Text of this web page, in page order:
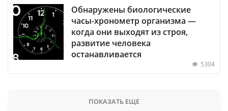
Обнаружены биологические
часы-хронометр организма —
когда они выходят из строя,
развитие человека
останавливается
5304
ПОКАЗАТЬ ЕЩЕ